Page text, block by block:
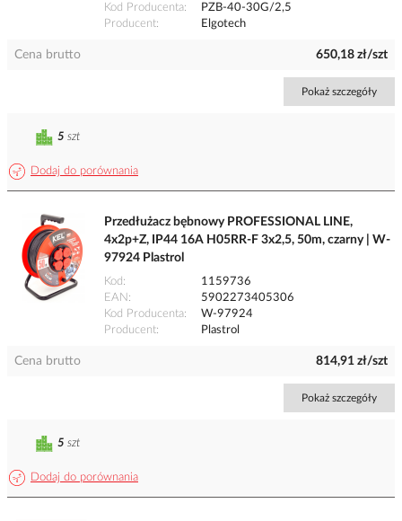
Kod Producenta
PZB-40-30G/2,5
Producent
Elgotech
Cena brutto 650,18 zł/szt
Pokaż szczegóły
Dodaj do porównania
5 szt
Przedłużacz bębnowy PROFESSIONAL LINE,
4x2p+Z, IP44 16A H05RR-F 3x2,5, 50m, czarny | W-
97924 Plastrol
Kod
1159736
EAN
5902273405306
Kod Producenta
W-97924
Producent
Plastrol
Cena brutto 814,91 zł/szt
Pokaż szczegóły
Dodaj do porównania
5 szt